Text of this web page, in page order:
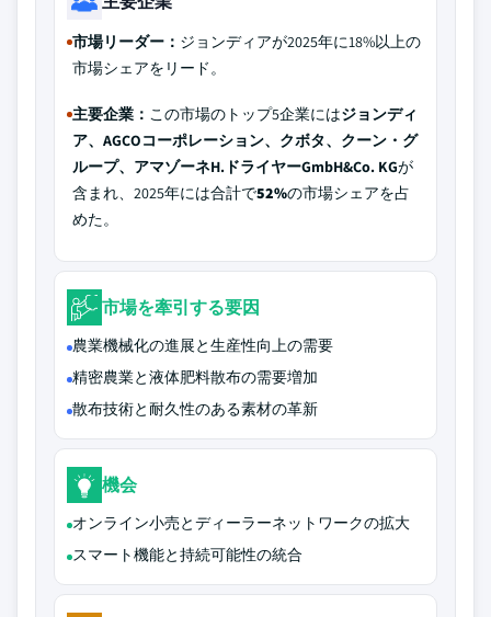
市場リーダー： ジョンディアが2025年に18%以上の
市場シェアをリード。
主要企業： この市場のトップ5企業にはジョンディ
ア、AGCOコーポレーション、クボタ、クーン・グ
ループ、アマゾーネH.ドライヤーGmbH&Co. KGが
含まれ、2025年には合計で52%の市場シェアを占
めた。
市場を牽引する要因
農業機械化の進展と生産性向上の需要
精密農業と液体肥料散布の需要増加
散布技術と耐久性のある素材の革新
機会
オンライン小売とディーラーネットワークの拡大
スマート機能と持続可能性の統合